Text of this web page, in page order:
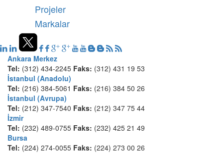
Projeler
Markalar
Ankara Merkez
Tel: (312) 434-2245 Faks: (312) 431 19 53
İstanbul (Anadolu)
Tel: (216) 384-5061 Faks: (216) 384 50 26
İstanbul (Avrupa)
Tel: (212) 347-7540 Faks: (212) 347 75 44
İzmir
Tel: (232) 489-0755 Faks: (232) 425 21 49
Bursa
Tel: (224) 274-0055 Faks: (224) 273 00 26